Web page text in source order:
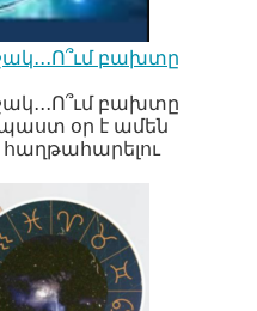
բախտը
բախտը
օր է ամեն